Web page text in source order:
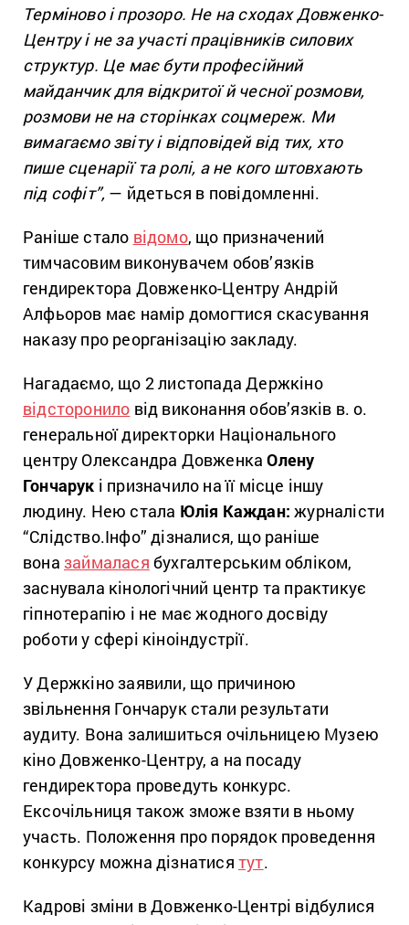
Терміново і прозоро. Не на сходах Довженко-
Центру і не за участі працівників силових
структур. Це має бути професійний
майданчик для відкритої й чесної розмови,
розмови не на сторінках соцмереж. Ми
вимагаємо звіту і відповідей від тих, хто
пише сценарії та ролі, а не кого штовхають
під софіт”, — йдеться в повідомленні.
Раніше стало відомо, що призначений
тимчасовим виконувачем обов’язків
гендиректора Довженко-Центру Андрій
Алфьоров має намір домогтися скасування
наказу про реорганізацію закладу.
Нагадаємо, що 2 листопада Держкіно
відсторонило від виконання обов’язків в. о.
генеральної директорки Національного
центру Олександра ДовженкаОлену
Гончарук і призначило на її місце іншу
людину. Нею стала Юлія Каждан:журналісти
“Слідство.Інфо” дізналися, що раніше
вона займалася бухгалтерським обліком,
заснувала кінологічний центр та практикує
гіпнотерапію і не має жодного досвіду
роботи у сфері кіноіндустрії.
У Держкіно заявили, що причиною
звільнення Гончарук стали результати
аудиту. Вона залишиться очільницею Музею
кіно Довженко-Центру, а на посаду
гендиректора проведуть конкурс.
Ексочільниця також зможе взяти в ньому
участь. Положення про порядок проведення
конкурсу можна дізнатися тут.
Кадрові зміни в Довженко-Центрі відбулися